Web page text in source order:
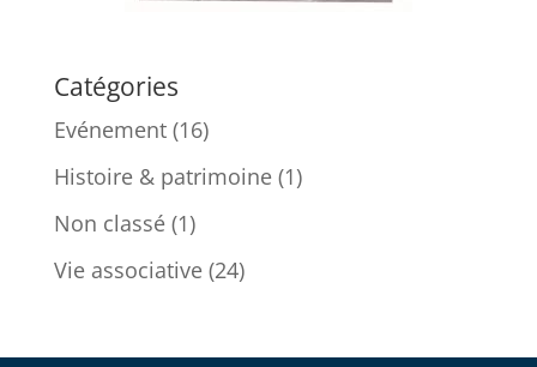
Catégories
Evénement(16)
Histoire & patrimoine(1)
Non classé(1)
Vie associative(24)